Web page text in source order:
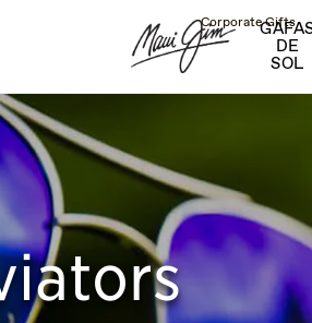
Corporate Gifts
DE
SOL